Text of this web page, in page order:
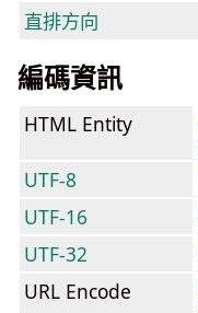
直排方向
編碼資訊
HTML Entity
UTF-8
UTF-16
UTF-32
URL Encode